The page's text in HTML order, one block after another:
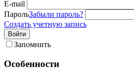
E-mail
ПарольЗабыли пароль?
Создать учетную запись
Войти
Запомнить
Особенности